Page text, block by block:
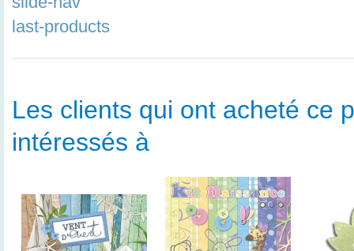
last-products
Les clients qui ont acheté ce
intéressés à